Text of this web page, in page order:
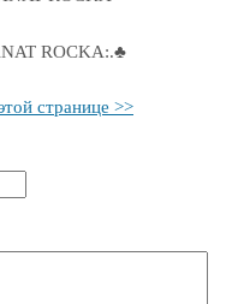
ROCKA:.♣
странице >>